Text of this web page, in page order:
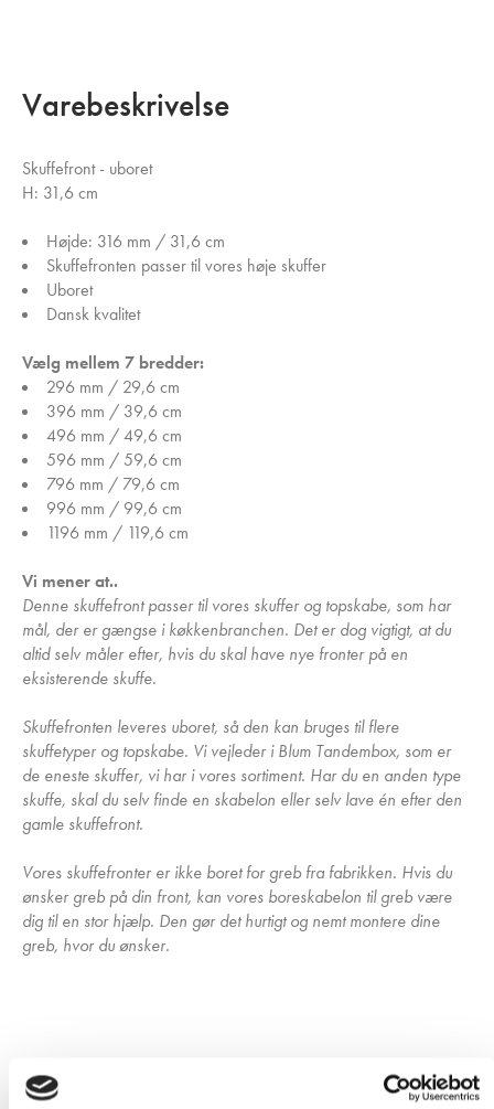
Varebeskrivelse
Skuffefront - uboret
H: 31,6 cm
Højde: 316 mm / 31,6 cm
Skuffefronten passer til vores høje skuffer
Uboret
Dansk kvalitet
Vælg mellem 7 bredder:
296 mm / 29,6 cm
396 mm / 39,6 cm
496 mm / 49,6 cm
596 mm / 59,6 cm
796 mm / 79,6 cm
996 mm / 99,6 cm
1196 mm / 119,6 cm
Vi mener at..
Denne skuffefront passer til vores skuffer og topskabe, som har
mål, der er gængse i køkkenbranchen. Det er dog vigtigt, at du
altid selv måler efter, hvis du skal have nye fronter på en
eksisterende skuffe.
Skuffefronten leveres uboret, så den kan bruges til flere
skuffetyper og topskabe. Vi vejleder i Blum Tandembox, som er
de eneste skuffer, vi har i vores sortiment. Har du en anden type
skuffe, skal du selv finde en skabelon eller selv lave én efter den
gamle skuffefront.
Vores skuffefronter er ikke boret for greb fra fabrikken. Hvis du
ønsker greb på din front, kan vores boreskabelon til greb være
dig til en stor hjælp. Den gør det hurtigt og nemt montere dine
greb, hvor du ønsker.
Har du husket?